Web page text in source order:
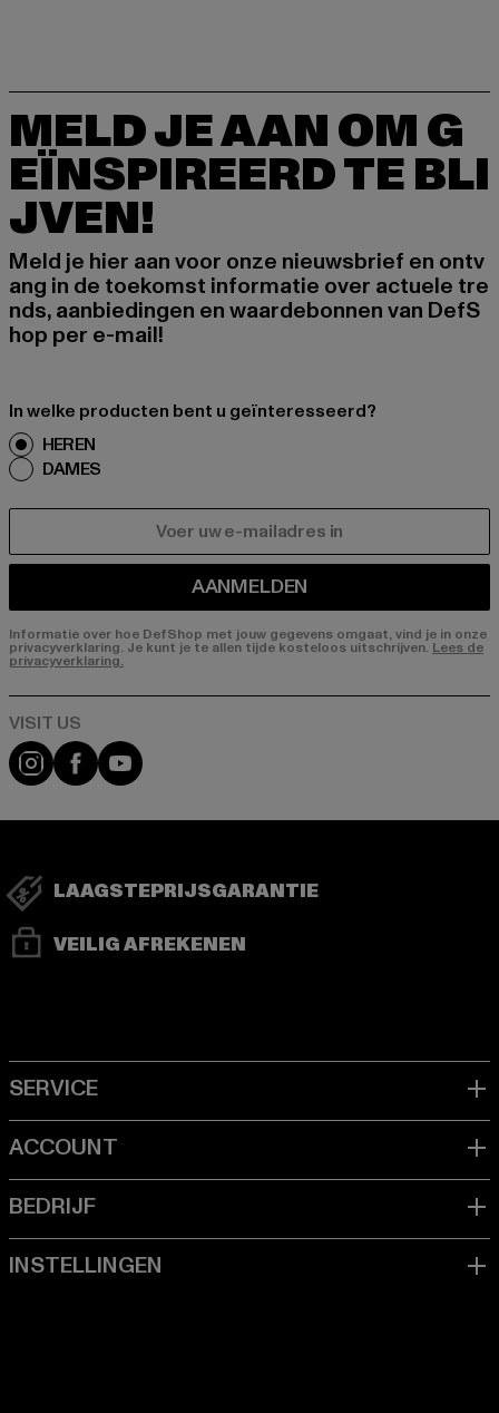
MELD JE AAN OM G
EÏNSPIREERD TE BLI
JVEN!
Meld je hier aan voor onze nieuwsbrief en ontv
ang in de toekomst informatie over actuele tre
nds, aanbiedingen en waardebonnen van DefS
hop per e-mail!
In welke producten bent u geïnteresseerd?
HEREN
DAMES
AANMELDEN
Informatie over hoe DefShop met jouw gegevens omgaat, vind je in onze
privacyverklaring. Je kunt je te allen tijde kosteloos uitschrijven. Lees de
privacyverklaring.
Visit our Instagram page:
Visit our Facebook page:
Visit our YouTube channel:
LAAGSTEPRIJSGARANTIE
VEILIG AFREKENEN